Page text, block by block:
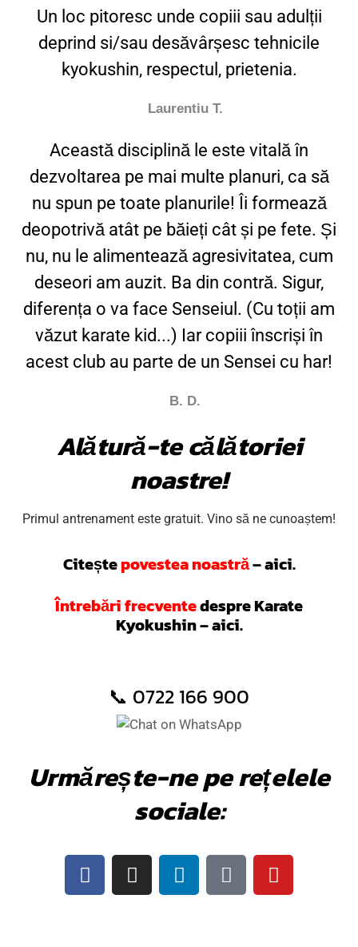
Un loc pitoresc unde copiii sau adulții
deprind si/sau desăvârșesc tehnicile
kyokushin, respectul, prietenia.
Laurentiu T.
Această disciplină le este vitală în
dezvoltarea pe mai multe planuri, ca să
nu spun pe toate planurile! Îi formează
deopotrivă atât pe băieți cât și pe fete. Și
nu, nu le alimentează agresivitatea, cum
deseori am auzit. Ba din contră. Sigur,
diferența o va face Senseiul. (Cu toții am
văzut karate kid...) Iar copiii înscriși în
acest club au parte de un Sensei cu har!
B. D.
Alătură-te călătoriei
noastre!
Primul antrenament este gratuit. Vino să ne cunoaștem!
Citeștepovestea noastră– aici.
Întrebări frecventedespre Karate
Kyokushin – aici.
📞 0722 166 900
Urmărește-ne pe rețelele
sociale: